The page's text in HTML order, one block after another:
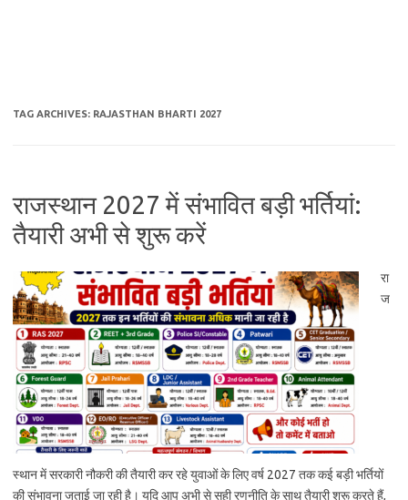
TAG ARCHIVES: RAJASTHAN BHARTI 2027
राजस्थान 2027 में संभावित बड़ी भर्तियां:
तैयारी अभी से शुरू करें
रा
ज
स्थान में सरकारी नौकरी की तैयारी कर रहे युवाओं के लिए वर्ष 2027 तक कई बड़ी भर्तियों
की संभावना जताई जा रही है। यदि आप अभी से सही रणनीति के साथ तैयारी शुरू करते हैं,